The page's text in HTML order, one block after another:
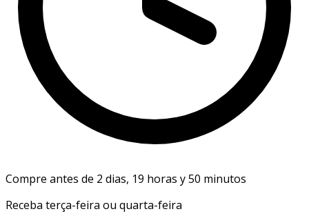
Compre antes de 2 dias, 19 horas y 50 minutos
Receba terça-feira ou quarta-feira